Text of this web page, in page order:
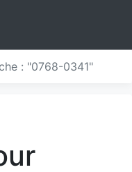
: "0768-0341"